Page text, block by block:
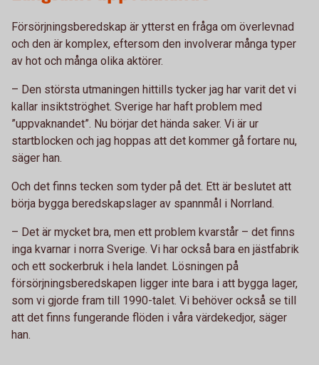
Försörjningsberedskap är ytterst en fråga om överlevnad
och den är komplex, eftersom den involverar många typer
av hot och många olika aktörer.
– Den största utmaningen hittills tycker jag har varit det vi
kallar insiktströghet. Sverige har haft problem med
”uppvaknandet”. Nu börjar det hända saker. Vi är ur
startblocken och jag hoppas att det kommer gå fortare nu,
säger han.
Och det finns tecken som tyder på det. Ett är beslutet att
börja bygga beredskapslager av spannmål i Norrland.
– Det är mycket bra, men ett problem kvarstår – det finns
inga kvarnar i norra Sverige. Vi har också bara en jästfabrik
och ett sockerbruk i hela landet. Lösningen på
försörjningsberedskapen ligger inte bara i att bygga lager,
som vi gjorde fram till 1990-talet. Vi behöver också se till
att det finns fungerande flöden i våra värdekedjor, säger
han.